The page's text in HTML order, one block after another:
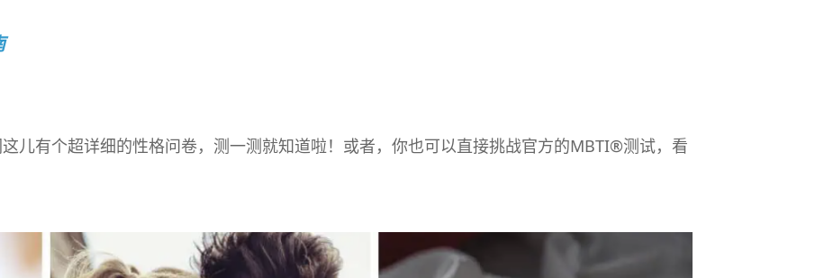
儿有个超详细的性格问卷，测一测就知道啦！或者，你也可以直接挑战官方的MBTI®测试，看